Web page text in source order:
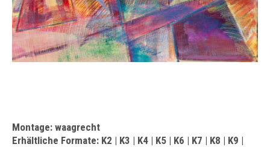
Montage: waagrecht
Erhältliche Formate: K2 | K3 | K4 | K5 | K6 | K7 | K8 | K9 |